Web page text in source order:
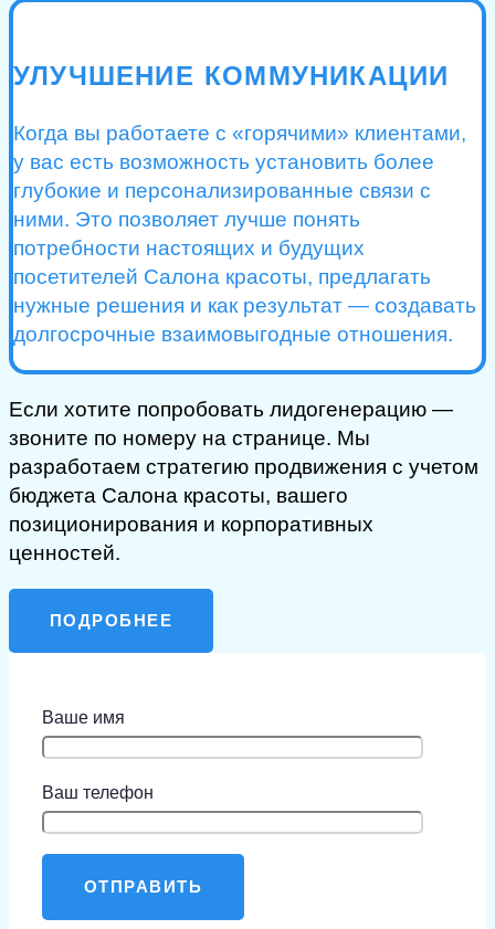
УЛУЧШЕНИЕ КОММУНИКАЦИИ
Когда вы работаете с «горячими» клиентами,
у вас есть возможность установить более
глубокие и персонализированные связи с
ними. Это позволяет лучше понять
потребности настоящих и будущих
посетителей Салона красоты, предлагать
нужные решения и как результат — создавать
долгосрочные взаимовыгодные отношения.
Если хотите попробовать лидогенерацию —
звоните по номеру на странице. Мы
разработаем стратегию продвижения с учетом
бюджета Салона красоты, вашего
позиционирования и корпоративных
ценностей.
ПОДРОБНЕЕ
Ваше имя
Ваш телефон